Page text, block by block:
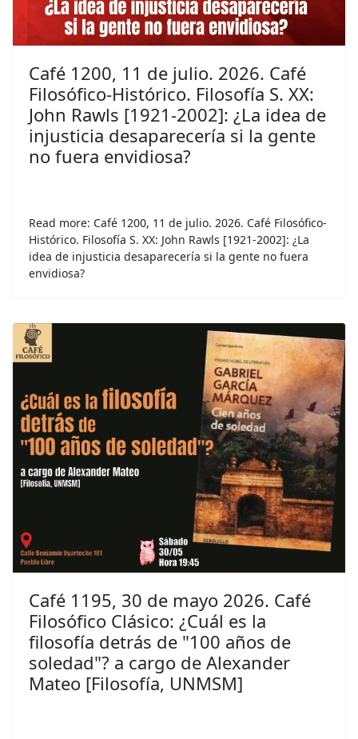
Café 1200, 11 de julio. 2026. Café
Filosófico-Histórico. Filosofía S. XX:
John Rawls [1921-2002]: ¿La idea de
injusticia desaparecería si la gente
no fuera envidiosa?
Read more: Café 1200, 11 de julio. 2026. Café Filosófico-
Histórico. Filosofía S. XX: John Rawls [1921-2002]: ¿La
idea de injusticia desaparecería si la gente no fuera
envidiosa?
Café 1195, 30 de mayo 2026. Café
Filosófico Clásico: ¿Cuál es la
filosofía detrás de "100 años de
soledad"? a cargo de Alexander
Mateo [Filosofía, UNMSM]